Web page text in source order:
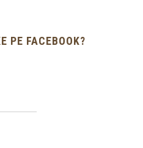
PE FACEBOOK?